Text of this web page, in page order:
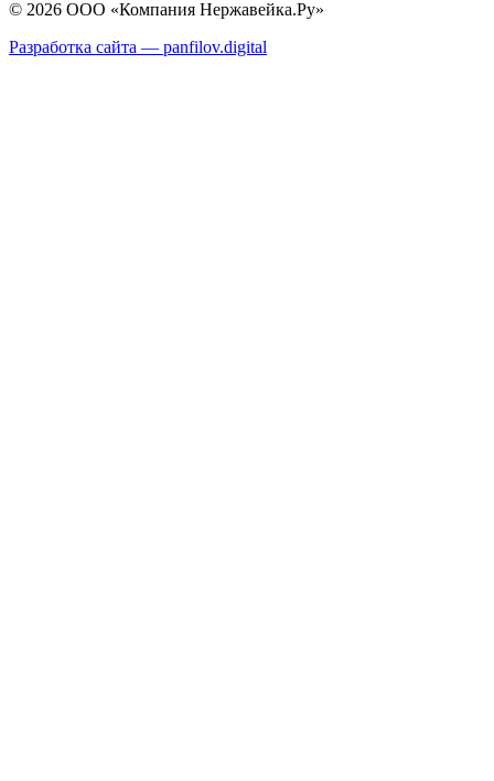
© 2026 ООО «Компания Нержавейка.Ру»
Разработка сайта — panfilov.digital